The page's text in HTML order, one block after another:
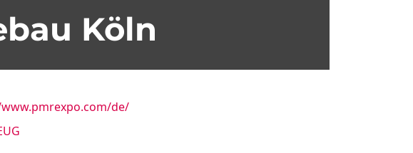
Köln
de/